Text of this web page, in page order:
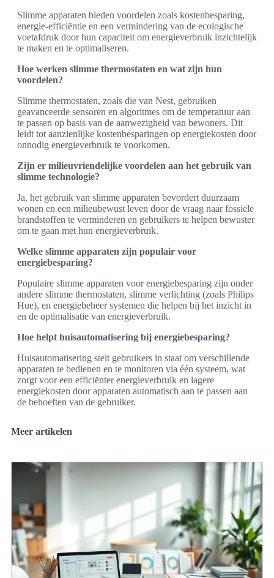
Slimme apparaten bieden voordelen zoals kostenbesparing,
energie-efficiëntie en een vermindering van de ecologische
voetafdruk door hun capaciteit om energieverbruik inzichtelijk
te maken en te optimaliseren.
Hoe werken slimme thermostaten en wat zijn hun
voordelen?
Slimme thermostaten, zoals die van Nest, gebruiken
geavanceerde sensoren en algoritmes om de temperatuur aan
te passen op basis van de aanwezigheid van bewoners. Dit
leidt tot aanzienlijke kostenbesparingen op energiekosten door
onnodig energieverbruik te voorkomen.
Zijn er milieuvriendelijke voordelen aan het gebruik van
slimme technologie?
Ja, het gebruik van slimme apparaten bevordert duurzaam
wonen en een milieubewust leven door de vraag naar fossiele
brandstoffen te verminderen en gebruikers te helpen bewuster
om te gaan met hun energieverbruik.
Welke slimme apparaten zijn populair voor
energiebesparing?
Populaire slimme apparaten voor energiebesparing zijn onder
andere slimme thermostaten, slimme verlichting (zoals Philips
Hue), en energiebeheer systemen die helpen bij het inzicht in
en de optimalisatie van energieverbruik.
Hoe helpt huisautomatisering bij energiebesparing?
Huisautomatisering stelt gebruikers in staat om verschillende
apparaten te bedienen en te monitoren via één systeem, wat
zorgt voor een efficiënter energieverbruik en lagere
energiekosten door apparaten automatisch aan te passen aan
de behoeften van de gebruiker.
Meer artikelen